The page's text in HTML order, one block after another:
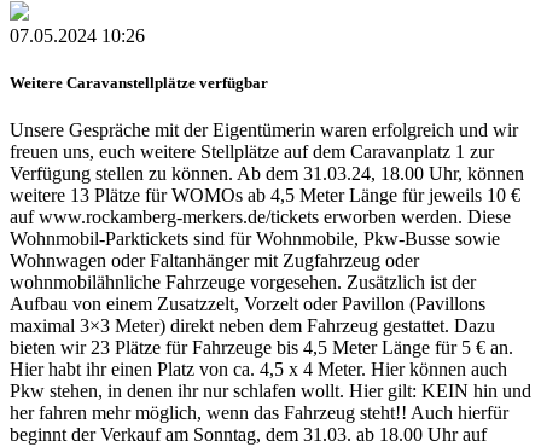
07.05.2024 10:26
Weitere Caravanstellplätze verfügbar
Unsere Gespräche mit der Eigentümerin waren erfolgreich und wir
freuen uns, euch weitere Stellplätze auf dem Caravanplatz 1 zur
Verfügung stellen zu können. Ab dem 31.03.24, 18.00 Uhr, können
weitere 13 Plätze für WOMOs ab 4,5 Meter Länge für jeweils 10 €
auf www.rockamberg-merkers.de/tickets erworben werden. Diese
Wohnmobil-Parktickets sind für Wohnmobile, Pkw-Busse sowie
Wohnwagen oder Faltanhänger mit Zugfahrzeug oder
wohnmobilähnliche Fahrzeuge vorgesehen. Zusätzlich ist der
Aufbau von einem Zusatzzelt, Vorzelt oder Pavillon (Pavillons
maximal 3×3 Meter) direkt neben dem Fahrzeug gestattet. Dazu
bieten wir 23 Plätze für Fahrzeuge bis 4,5 Meter Länge für 5 € an.
Hier habt ihr einen Platz von ca. 4,5 x 4 Meter. Hier können auch
Pkw stehen, in denen ihr nur schlafen wollt. Hier gilt: KEIN hin und
her fahren mehr möglich, wenn das Fahrzeug steht!! Auch hierfür
beginnt der Verkauf am Sonntag, dem 31.03. ab 18.00 Uhr auf